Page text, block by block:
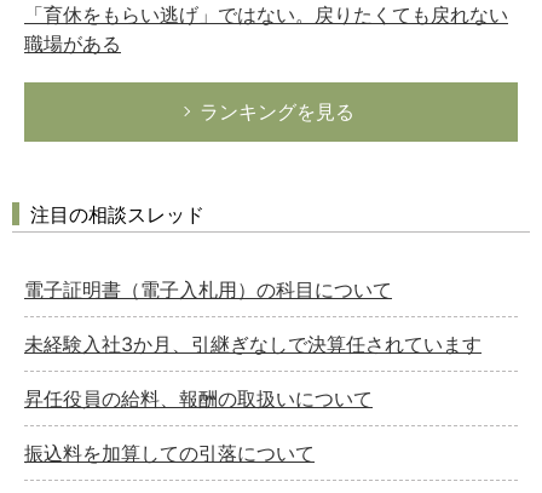
「育休をもらい逃げ」ではない。戻りたくても戻れない
職場がある
ランキングを見る
注目の相談スレッド
電子証明書（電子入札用）の科目について
未経験入社3か月、引継ぎなしで決算任されています
昇任役員の給料、報酬の取扱いについて
振込料を加算しての引落について